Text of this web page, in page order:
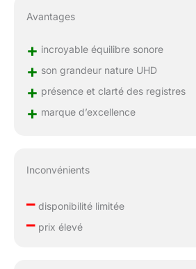
Avantages
+ incroyable équilibre sonore
+ son grandeur nature UHD
+ présence et clarté des registres
+ marque d’excellence
Inconvénients
–disponibilité limitée
–prix élevé